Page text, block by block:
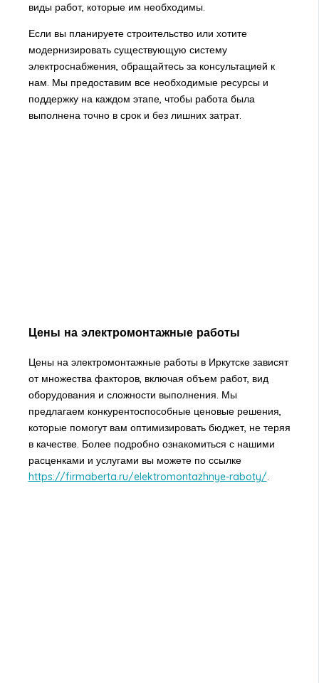
виды работ, которые им необходимы.
Если вы планируете строительство или хотите
модернизировать существующую систему
электроснабжения, обращайтесь за консультацией к
нам. Мы предоставим все необходимые ресурсы и
поддержку на каждом этапе, чтобы работа была
выполнена точно в срок и без лишних затрат.
Цены на электромонтажные работы
Цены на электромонтажные работы в Иркутске зависят
от множества факторов, включая объем работ, вид
оборудования и сложности выполнения. Мы
предлагаем конкурентоспособные ценовые решения,
которые помогут вам оптимизировать бюджет, не теряя
в качестве. Более подробно ознакомиться с нашими
расценками и услугами вы можете по ссылке
https://firmaberta.ru/elektromontazhnye-raboty/.